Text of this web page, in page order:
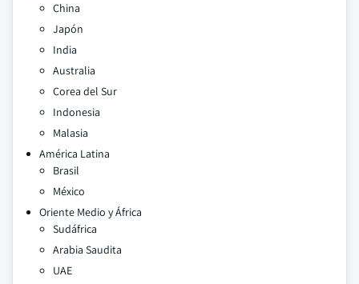
China
Japón
India
Australia
Corea del Sur
Indonesia
Malasia
América Latina
Brasil
México
Oriente Medio y África
Sudáfrica
Arabia Saudita
UAE